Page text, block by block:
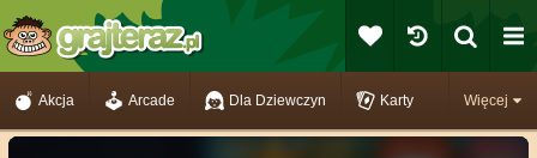
Więcej
Akcja Arcade Dla Dziewczyn Karty